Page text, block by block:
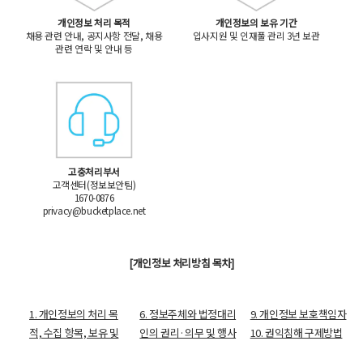
개인정보 처리 목적
채용 관련 안내, 공지사항 전달, 채용
관련 연락 및 안내 등
개인정보의 보유 기간
입사지원 및 인재풀 관리 3년 보관
고충처리부서
고객센터(정보보안팀)
1670-0876
privacy@bucketplace.net
[개인정보 처리방침 목차]
1. 개인정보의 처리 목
적, 수집 항목, 보유 및
6. 정보주체와 법정대리
인의 권리·의무 및 행사
9. 개인정보 보호책임자
10. 권익침해 구제방법